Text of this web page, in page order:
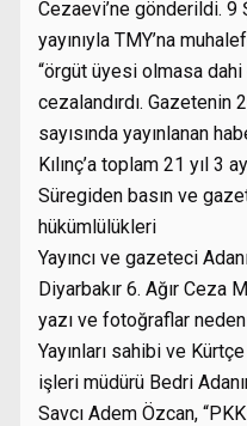
Cezaevi’ne gönderildi. 9
yayınıyla TMY’na
“örgüt üyesi olmasa
cezalandırdı. Gazetenin
sayısında yayınlanan
Kılınç’a toplam 21 yıl 3
Süregiden basın ve
hükümlülükleri
Yayıncı ve gazeteci
Diyarbakır 6. Ağır Ceza
yazı ve fotoğraflar
Yayınları sahibi ve
işleri müdürü Bedri
Savcı Adem Özcan,